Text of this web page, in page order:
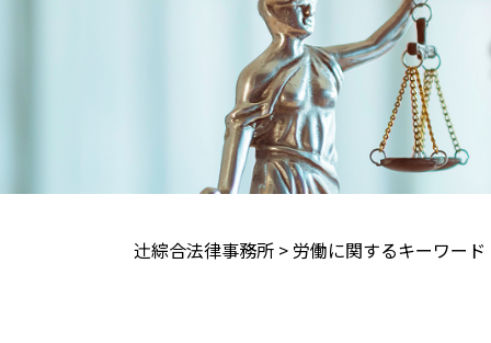
辻󠄀綜合法律事務所 > 労働に関するキーワード